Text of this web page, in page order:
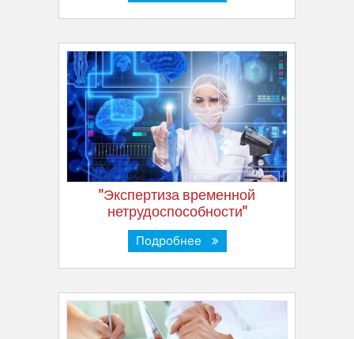
"Экспертиза временной
нетрудоспособности"
Подробнее